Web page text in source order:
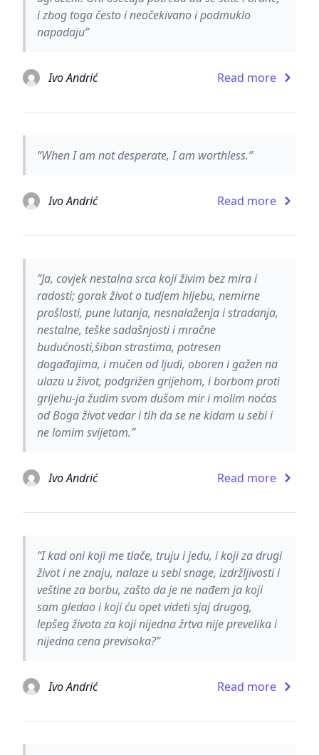
i zbog toga često i neočekivano i podmuklo
napadaju”
Ivo Andrić Read more
“When I am not desperate, I am worthless.”
Ivo Andrić Read more
“Ja, covjek nestalna srca koji živim bez mira i
radosti; gorak život o tudjem hljebu, nemirne
prošlosti, pune lutanja, nesnalaženja i stradanja,
nestalne, teške sadašnjosti i mračne
budućnosti,šiban strastima, potresen
događajima, i mučen od ljudi, oboren i gažen na
ulazu u život, podgrižen grijehom, i borbom proti
grijehu-ja žudim svom dušom mir i molim noćas
od Boga život vedar i tih da se ne kidam u sebi i
ne lomim svijetom.”
Ivo Andrić Read more
“I kad oni koji me tlače, truju i jedu, i koji za drugi
život i ne znaju, nalaze u sebi snage, izdržljivosti i
veštine za borbu, zašto da je ne nađem ja koji
sam gledao i koji ću opet videti sjaj drugog,
lepšeg života za koji nijedna žrtva nije prevelika i
nijedna cena previsoka?”
Ivo Andrić Read more